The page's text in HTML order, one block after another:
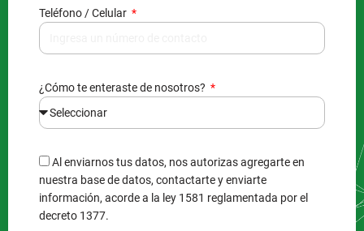
Teléfono / Celular
¿Cómo te enteraste de nosotros?
Al enviarnos tus datos, nos autorizas agregarte en
nuestra base de datos, contactarte y enviarte
información, acorde a la ley 1581 reglamentada por el
decreto 1377.